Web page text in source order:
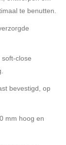
te benutten.
close
bevestigd, op
mm hoog en